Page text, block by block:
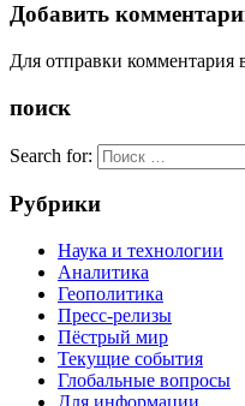
Добавить
Для отправки комментария
поиск
Search for:
Рубрики
Наука и технологии
Аналитика
Геополитика
Пресс-релизы
Пёстрый мир
Текущие события
Глобальные вопросы
Для информации